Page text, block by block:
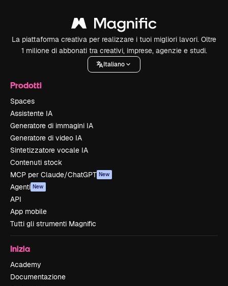
La piattaforma creativa per realizzare i tuoi migliori lavori. Oltre
1 milione di abbonati tra creativi, imprese, agenzie e studi.
Italiano
Prodotti
Spaces
Assistente IA
Generatore di immagini IA
Generatore di video IA
Sintetizzatore vocale IA
Contenuti stock
MCP per Claude/ChatGPT New
Agenti New
API
App mobile
Tutti gli strumenti Magnific
Inizia
Academy
Documentazione